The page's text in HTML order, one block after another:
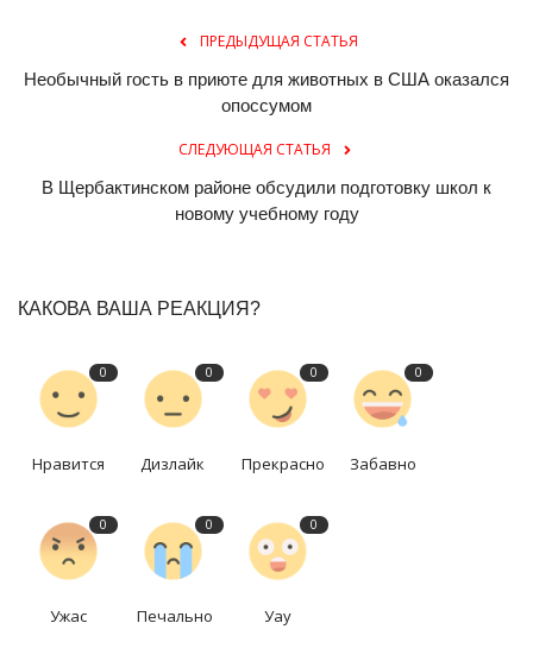
ПРЕДЫДУЩАЯ СТАТЬЯ
Необычный гость в приюте для животных в США оказался
опоссумом
СЛЕДУЮЩАЯ СТАТЬЯ
В Щербактинском районе обсудили подготовку школ к
новому учебному году
КАКОВА ВАША РЕАКЦИЯ?
0
Нравится
0
Дизлайк
0
Прекрасно
0
Забавно
0
Ужас
0
Печально
0
Уау